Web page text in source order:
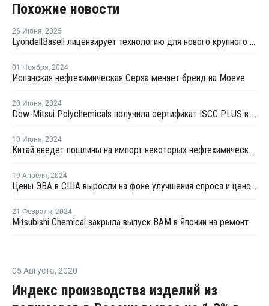
Похожие новости
26 Июня, 2025
LyondellBasell лицензирует технологию для нового крупного китайского полиолефинового комплекса
01 Ноября, 2024
Испанская нефтехимическая Cepsa меняет бренд на Moeve
20 Июня, 2024
Dow-Mitsui Polychemicals получила сертификат ISCC PLUS в Японии
10 Июня, 2024
Китай введет пошлины на импорт некоторых нефтехимических продуктов из Тайваня
19 Апреля, 2024
Цены ЭВА в США выросли на фоне улучшения спроса и ценового давления
21 Февраля, 2024
Mitsubishi Chemical закрыла выпуск ВАМ в Японии на ремонт
05 Августа, 2020
Индекс производства изделий из